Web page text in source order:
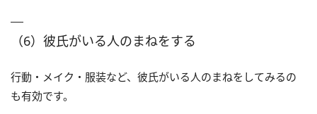
（6）彼氏がいる人のまねをする
行動・メイク・服装など、彼氏がいる人のまねをしてみるの
も有効です。